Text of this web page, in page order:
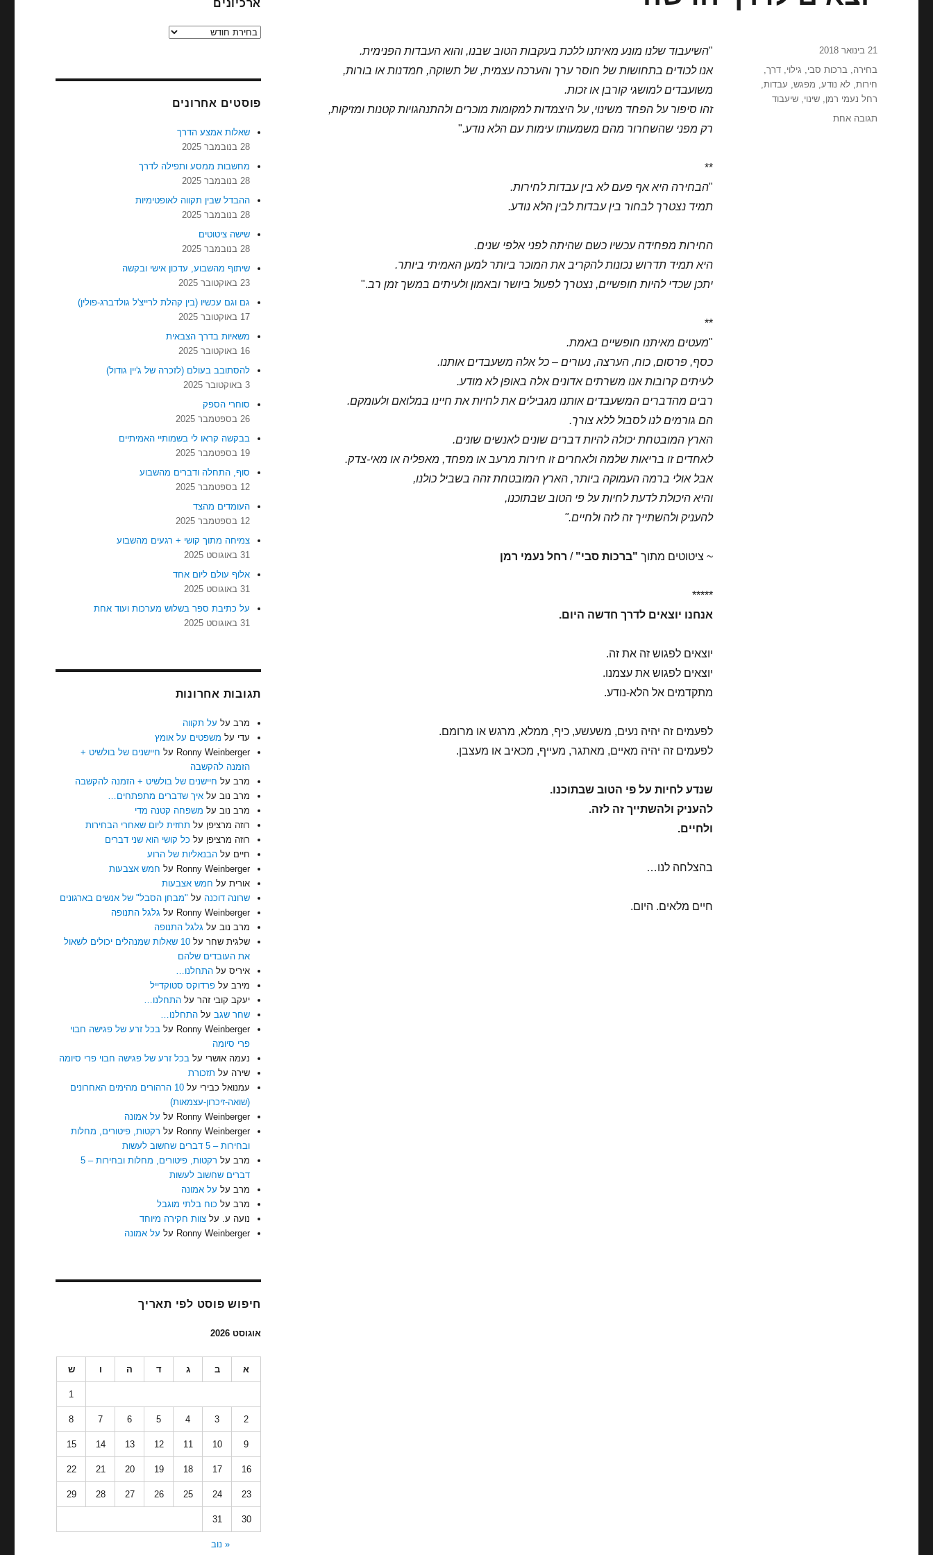
"השיעבוד שלנו מונע מאיתנו ללכת בעקבות הטוב שבנו, והוא העבדות הפנימית.
אנו לכודים בתחושות של חוסר ערך והערכה עצמית, של תשוקה, חמדנות או בורות,
משועבדים למושגי קורבן או זכות.
זהו סיפור על הפחד משינוי, על היצמדות למקומות מוכרים ולהתנהגויות קטנות ומזיקות,
רק מפני שהשחרור מהם משמעותו עימות עם הלא נודע."
**
"הבחירה היא אף פעם לא בין עבדות לחירות.
תמיד נצטרך לבחור בין עבדות לבין הלא נודע.
החירות מפחידה עכשיו כשם שהיתה לפני אלפי שנים.
היא תמיד תדרוש נכונות להקריב את המוכר ביותר למען האמיתי ביותר.
יתכן שכדי להיות חופשיים, נצטרך לפעול ביושר ובאמון ולעיתים במשך זמן רב."
**
"מעטים מאיתנו חופשיים באמת.
כסף, פרסום, כוח, הערצה, נעורים – כל אלה משעבדים אותנו.
לעיתים קרובות אנו משרתים אדונים אלה באופן לא מודע.
רבים מהדברים המשעבדים אותנו מגבילים את לחיות את חיינו במלואם ולעומקם.
הם גורמים לנו לסבול ללא צורך.
הארץ המובטחת יכולה להיות דברים שונים לאנשים שונים.
לאחדים זו בריאות שלמה ולאחרים זו חירות מרעב או מפחד, מאפליה או מאי-צדק.
אבל אולי ברמה העמוקה ביותר, הארץ המובטחת זהה בשביל כולנו,
והיא היכולת לדעת לחיות על פי הטוב שבתוכנו,
להעניק ולהשתייך זה לזה ולחיים."
~ ציטוטים מתוך "ברכות סבי" / רחל נעמי רמן
*****
אנחנו יוצאים לדרך חדשה היום.
יוצאים לפגוש זה את זה.
יוצאים לפגוש את עצמנו.
מתקדמים אל הלא-נודע.
לפעמים זה יהיה נעים, משעשע, כיף, ממלא, מרגש או מרומם.
לפעמים זה יהיה מאיים, מאתגר, מעייף, מכאיב או מעצבן.
שנדע לחיות על פי הטוב שבתוכנו.
להעניק ולהשתייך זה לזה.
ולחיים.
בהצלחה לנו…
חיים מלאים. היום.
פורסם
21 בינואר 2018
תגיות
בחירה,ברכות סבי, גילוי,דרך,
חירות,לא נודע, מפגש, עבדות,
רחל נעמי רמן,שינוי,שיעבוד
תגובה אחתעל
ארכיונים
ארכיונים
פוסטים אחרונים
שאלות אמצע הדרך
28 בנובמבר 2025
מחשבות ממסע ותפילה לדרך
28 בנובמבר 2025
ההבדל שבין תקווה לאופטימיות
28 בנובמבר 2025
שישה ציטוטים
28 בנובמבר 2025
שיתוף מהשבוע, עדכון אישי ובקשה
23 באוקטובר 2025
גם וגם עכשיו (בין קהלת לרייצ'ל גולדברג-פולין)
17 באוקטובר 2025
משאיות בדרך הצבאית
16 באוקטובר 2025
להסתובב בעולם (לזכרה של ג'יין גודול)
3 באוקטובר 2025
סוחרי הספק
26 בספטמבר 2025
בבקשה קראו לי בשמותיי האמיתיים
19 בספטמבר 2025
סוף, התחלה ודברים מהשבוע
12 בספטמבר 2025
העומדים מהצד
12 בספטמבר 2025
צמיחה מתוך קושי + רגעים מהשבוע
31 באוגוסט 2025
אלוף עולם ליום אחד
31 באוגוסט 2025
על כתיבת ספר בשלוש מערכות ועוד אחת
31 באוגוסט 2025
תגובות אחרונות
מרב על על תקווה
עדי על משפטים על אומץ
Ronny Weinberger על חיישנים של בולשיט +
הזמנה להקשבה
מרב על חיישנים של בולשיט + הזמנה להקשבה
מרב נוב עלאיך שדברים מתפתחים…
מרב נוב על משפחה קטנה מדי
רוזה מרציפן על תחזית ליום שאחרי הבחירות
רוזה מרציפן על כל קושי הוא שני דברים
חיים עלהבנאליות של הרוע
Ronny Weinberger על חמש אצבעות
אורית על חמש אצבעות
שרונה דוכנה על "מבחן הסבל" של אנשים בארגונים
Ronny Weinberger על גלגל התנופה
מרב נוב על גלגל התנופה
שלגית שחר על
10 שאלות שמנהלים יכולים לשאול
את העובדים שלהם
איריס עלהתחלנו…
מירב עלפרדוקס סטוקדייל
יעקב קובי זהר עלהתחלנו…
שחר שגב עלהתחלנו…
Ronny Weinberger עלבכל זרע של פגישה חבוי
פרי סיומה
נעמה אושרי עלבכל זרע של פגישה חבוי פרי סיומה
שירה על תזכורת
עמנואל כבירי על
10 הרהורים מהימים האחרונים
(שואה-זיכרון-עצמאות)
Ronny Weinberger על על אמונה
Ronny Weinberger על רקטות, פיטורים, מחלות
ובחירות – 5 דברים שחשוב לעשות
מרב על
רקטות, פיטורים, מחלות ובחירות – 5
דברים שחשוב לעשות
מרב על על אמונה
מרב על כוח בלתי מוגבל
נועה ע. עלצוות חקירה מיוחד
Ronny Weinberger על על אמונה
חיפוש פוסט לפי תאריך
אוגוסט 2026
א ב ג ד ה ו ש
1
2
3
4
5
6
7
8
9
10
11
12
13
14
15
16
17
18
19
20
21
22
23
24
25
26
27
28
29
30
31
« נוב